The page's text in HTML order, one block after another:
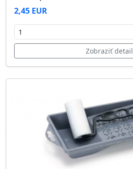
2,45 EUR
Zobraziť detail